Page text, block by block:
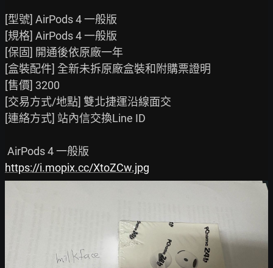
[型號] AirPods 4 一般版
[規格] AirPods 4 一般版
[保固] 開通後依原廠一年
[盒裝配件] 全新未拆原廠盒裝和附購票證明
[售價] 3200
[交易方式/地點] 雙北捷運沿線面交
[連絡方式] 站內信交換Line ID
https://i.mopix.cc/XtoZCw.jpg